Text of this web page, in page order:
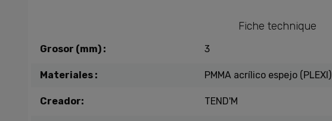
Fiche technique
Grosor (mm) : 3
Materiales : PMMA acrílico espejo (PLEXI)
Creador: TEND'M